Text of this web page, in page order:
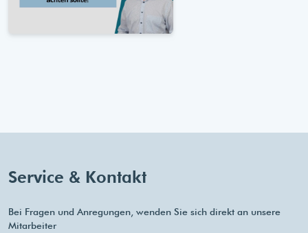
Service & Kontakt
Bei Fragen und Anregungen, wenden Sie sich direkt an unsere
Mitarbeiter